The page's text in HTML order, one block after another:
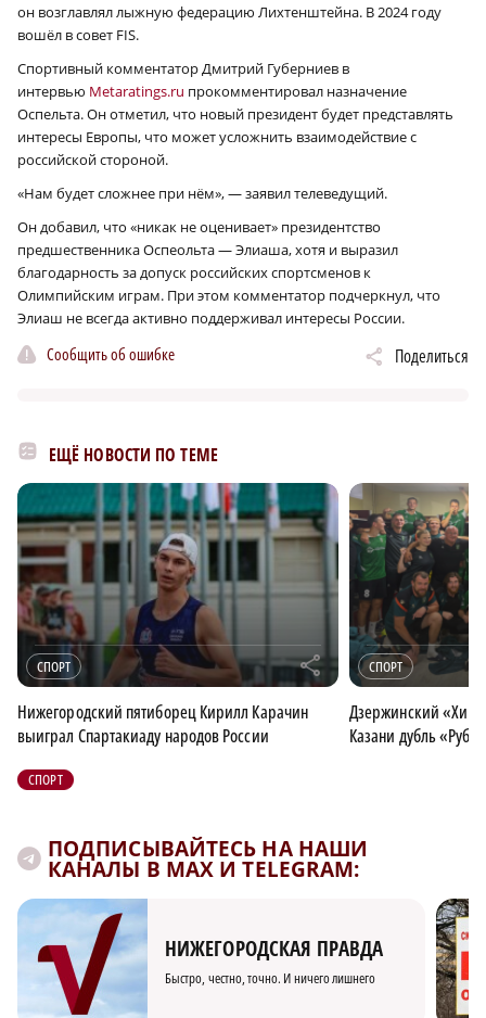
он возглавлял лыжную федерацию Лихтенштейна. В 2024 году
вошёл в совет FIS.
Спортивный комментатор Дмитрий Губерниев в
интервью Metaratings.ru прокомментировал назначение
Оспельта. Он отметил, что новый президент будет представлять
интересы Европы, что может усложнить взаимодействие с
российской стороной.
«Нам будет сложнее при нём», — заявил телеведущий.
Он добавил, что «никак не оценивает» президентство
предшественника Оспеольта — Элиаша, хотя и выразил
благодарность за допуск российских спортсменов к
Олимпийским играм. При этом комментатор подчеркнул, что
Элиаш не всегда активно поддерживал интересы России.
Сообщить об ошибке Поделиться
ЕЩЁ НОВОСТИ ПО ТЕМЕ
СПОРТ r
Нижегородский пятиборец Кирилл Карачин
выиграл Спартакиаду народов России
СПОРТ
Дзержинский
Казани дубль
СПОРТ
ПОДПИСЫВАЙТЕСЬ НА НАШИ
КАНАЛЫ В MAX И TELEGRAM:
НИЖЕГОРОДСКАЯ ПРАВДА
Быстро, честно, точно. И ничего лишнего